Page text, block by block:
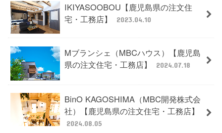
IKIYASOOBOU【鹿児島県の注文住
宅・工務店】
2023.04.10
Mブランシェ（MBCハウス）【鹿児島
県の注文住宅・工務店】
2024.07.18
BinO KAGOSHIMA（MBC開発株式会
社）【鹿児島県の注文住宅・工務店】
2024.08.05